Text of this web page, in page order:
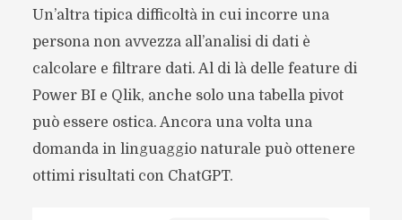
Un’altra tipica difficoltà in cui incorre una
persona non avvezza all’analisi di dati è
calcolare e filtrare dati. Al di là delle feature di
Power BI e Qlik, anche solo una tabella pivot
può essere ostica. Ancora una volta una
domanda in linguaggio naturale può ottenere
ottimi risultati con ChatGPT.